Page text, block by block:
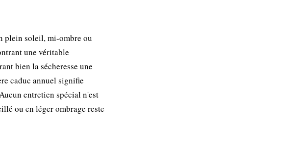
plein soleil, mi-ombre ou
une véritable
bien la sécheresse une
caduc annuel signifie
entretien spécial n'est
ou en léger ombrage reste